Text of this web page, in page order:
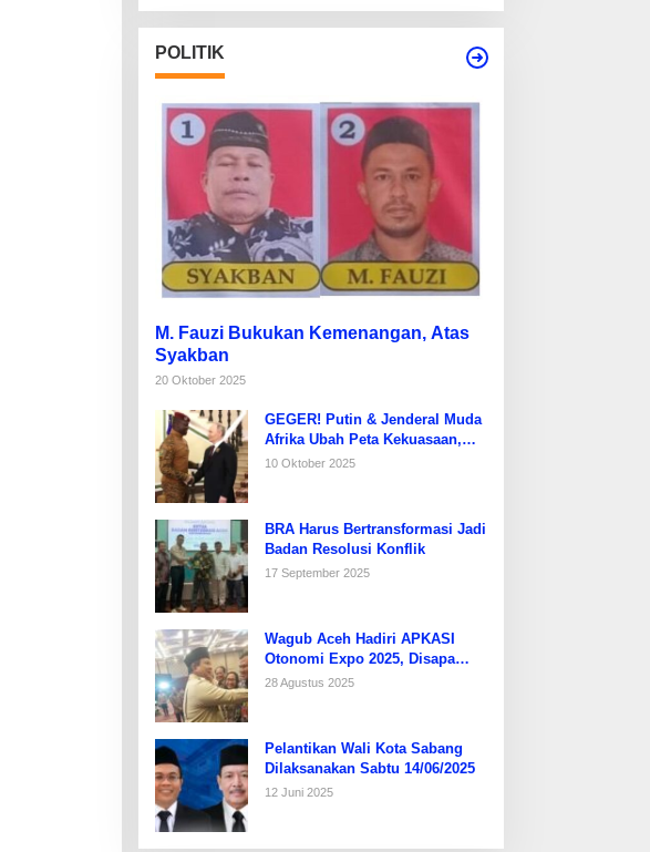
POLITIK
M. Fauzi Bukukan Kemenangan, Atas
Syakban
20 Oktober 2025
GEGER! Putin & Jenderal Muda
Afrika Ubah Peta Kekuasaan,
Prancis Diusir dari Sahel!
10 Oktober 2025
BRA Harus Bertransformasi Jadi
Badan Resolusi Konflik
17 September 2025
Wagub Aceh Hadiri APKASI
Otonomi Expo 2025, Disapa
Hangat Presiden Prabowo
28 Agustus 2025
Pelantikan Wali Kota Sabang
Dilaksanakan Sabtu 14/06/2025
12 Juni 2025